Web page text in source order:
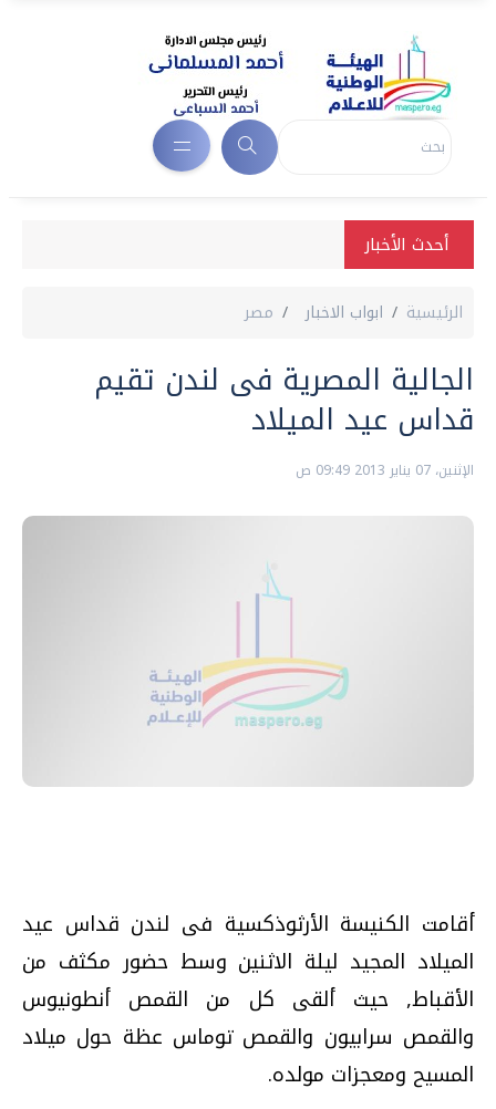
أحدث الأخبار
الرئيسية ابواب الاخبار مصر
الجالية المصرية فى لندن تقيم
قداس عيد الميلاد
الإثنين، 07 يناير 2013 09:49 ص
أقامت الكنيسة الأرثوذكسية فى لندن قداس عيد
الميلاد المجيد ليلة الاثنين وسط حضور مكثف من
الأقباط, حيث ألقى كل من القمص أنطونيوس
والقمص سرابيون والقمص توماس عظة حول ميلاد
المسيح ومعجزات مولده.